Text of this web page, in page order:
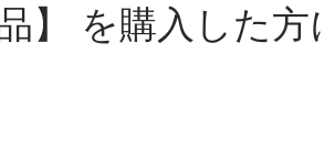
】 を購入した